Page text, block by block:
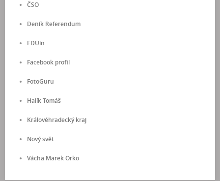
ČSO
Deník Referendum
EDUin
Facebook profil
FotoGuru
Halík Tomáš
Královéhradecký kraj
Nový svět
Vácha Marek Orko